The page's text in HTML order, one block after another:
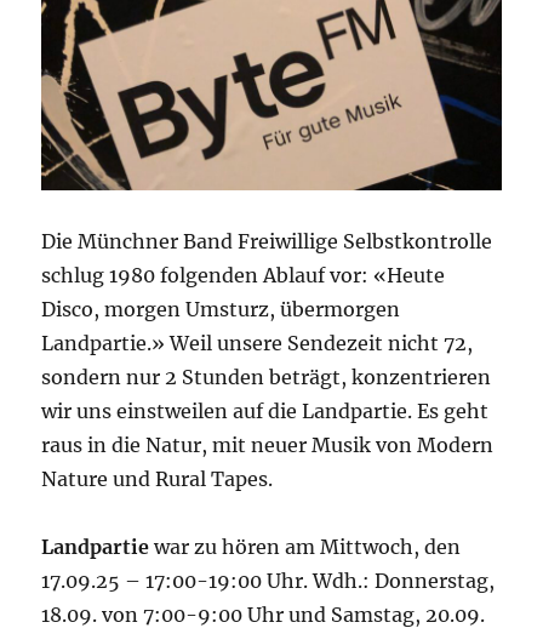
Die Münchner Band Freiwillige Selbstkontrolle
schlug 1980 folgenden Ablauf vor: «Heute
Disco, morgen Umsturz, übermorgen
Landpartie.» Weil unsere Sendezeit nicht 72,
sondern nur 2 Stunden beträgt, konzentrieren
wir uns einstweilen auf die Landpartie. Es geht
raus in die Natur, mit neuer Musik von Modern
Nature und Rural Tapes.
Landpartie war zu hören am Mittwoch, den
17.09.25 – 17:00-19:00 Uhr. Wdh.: Donnerstag,
18.09. von 7:00-9:00 Uhr und Samstag, 20.09.